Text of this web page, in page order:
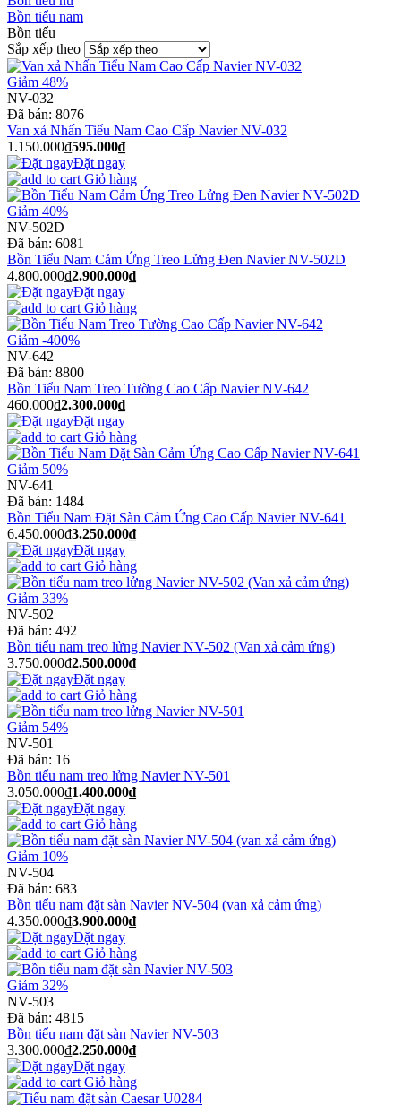
Bồn tiểu nam
Bồn tiểu
Sắp xếp theo
Giảm 48%
NV-032
Đã bán: 8076
Van xả Nhấn Tiểu Nam Cao Cấp Navier NV-032
1.150.000₫595.000₫
Đặt ngay
Giỏ hàng
Giảm 40%
NV-502D
Đã bán: 6081
Bồn Tiểu Nam Cảm Ứng Treo Lửng Đen Navier NV-502D
4.800.000₫2.900.000₫
Đặt ngay
Giỏ hàng
Giảm -400%
NV-642
Đã bán: 8800
Bồn Tiểu Nam Treo Tường Cao Cấp Navier NV-642
460.000₫2.300.000₫
Đặt ngay
Giỏ hàng
Giảm 50%
NV-641
Đã bán: 1484
Bồn Tiểu Nam Đặt Sàn Cảm Ứng Cao Cấp Navier NV-641
6.450.000₫3.250.000₫
Đặt ngay
Giỏ hàng
Giảm 33%
NV-502
Đã bán: 492
Bồn tiểu nam treo lửng Navier NV-502 (Van xả cảm ứng)
3.750.000₫2.500.000₫
Đặt ngay
Giỏ hàng
Giảm 54%
NV-501
Đã bán: 16
Bồn tiểu nam treo lửng Navier NV-501
3.050.000₫1.400.000₫
Đặt ngay
Giỏ hàng
Giảm 10%
NV-504
Đã bán: 683
Bồn tiểu nam đặt sàn Navier NV-504 (van xả cảm ứng)
4.350.000₫3.900.000₫
Đặt ngay
Giỏ hàng
Giảm 32%
NV-503
Đã bán: 4815
Bồn tiểu nam đặt sàn Navier NV-503
3.300.000₫2.250.000₫
Đặt ngay
Giỏ hàng